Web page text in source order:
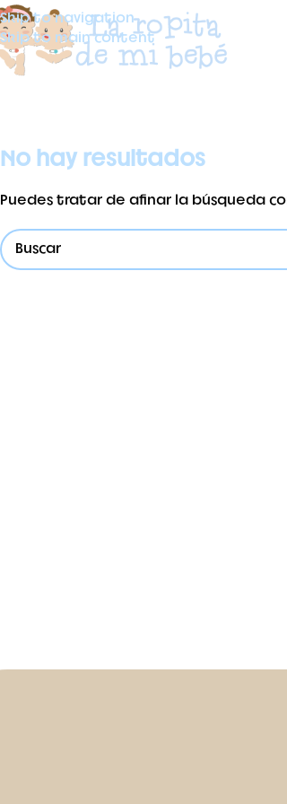
Skip to navigation
Skip to main content
No hay resultados
Puedes tratar de afinar la búsqueda